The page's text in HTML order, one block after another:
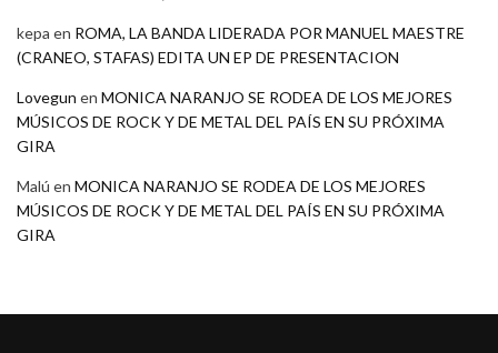
kepa en ROMA, LA BANDA LIDERADA POR MANUEL MAESTRE
(CRANEO, STAFAS) EDITA UN EP DE PRESENTACION
Lovegun en MONICA NARANJO SE RODEA DE LOS MEJORES
MÚSICOS DE ROCK Y DE METAL DEL PAÍS EN SU PRÓXIMA
GIRA
Malú en MONICA NARANJO SE RODEA DE LOS MEJORES
MÚSICOS DE ROCK Y DE METAL DEL PAÍS EN SU PRÓXIMA
GIRA